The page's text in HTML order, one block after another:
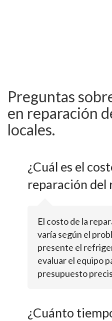
Preguntas
en reparación
locales.
¿Cuál es el
reparación
El costo de la
varía según el
presente el
evaluar el equipo
presupuesto
¿Cuánto